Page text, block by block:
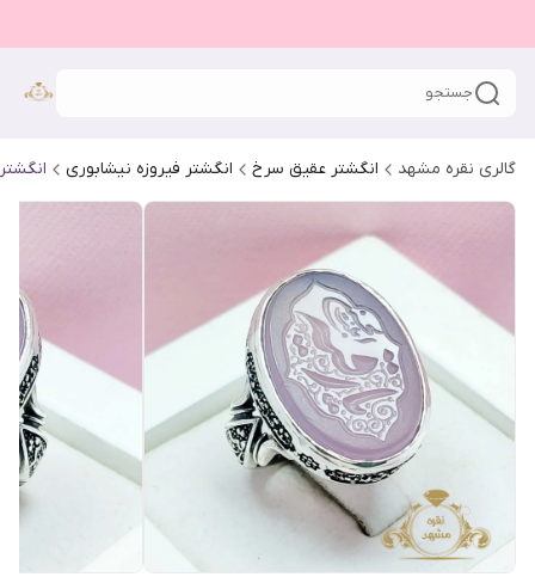
جستجو
گالری نقره مشهد انگشتر عقیق سرخ انگشتر فیروزه نیشابوری